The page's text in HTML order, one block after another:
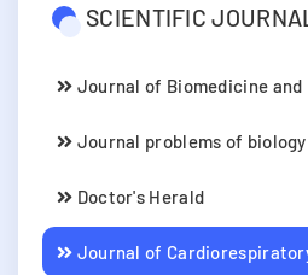
SCIENTIFIC
Journal of Biomedicine
Journal problems of
Doctor's Herald
Journal of